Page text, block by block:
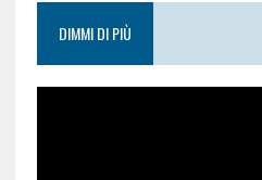
DIMMI DI PIÙ